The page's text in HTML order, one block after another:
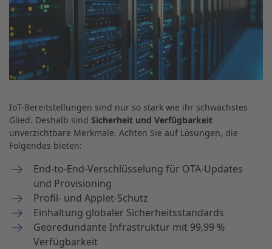
IoT-Bereitstellungen sind nur so stark wie ihr schwächstes
Glied. Deshalb sind Sicherheit und Verfügbarkeit
unverzichtbare Merkmale. Achten Sie auf Lösungen, die
Folgendes bieten:
End-to-End-Verschlüsselung für OTA-Updates
und Provisioning
Profil- und Applet-Schutz
Einhaltung globaler Sicherheitsstandards
Georedundante Infrastruktur mit 99,99 %
Verfügbarkeit